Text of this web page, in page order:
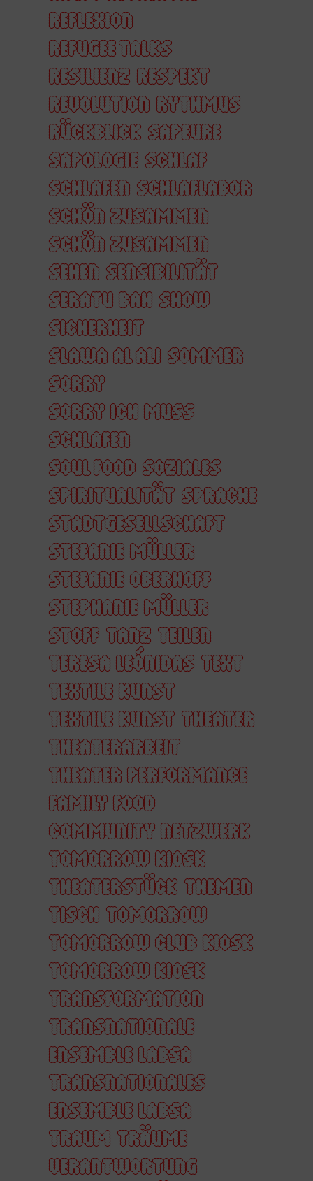
REFLEXION
REFUGEE TALKS
RESILIENZ RESPEKT
REVOLUTION RYTHMUS
RÜCKBLICK SAPEURE
SAPOLOGIE SCHLAF
SCHLAFEN SCHLAFLABOR
SCHÖN ZUSAMMEN
SCHÖN ZUSAMMEN
SEHEN SENSIBILITÄT
SERATU BAH SHOW
SICHERHEIT
SLAWA AL ALI SOMMER
SORRY
SORRY ICH MUSS
SCHLAFEN
SOUL FOOD SOZIALES
SPIRITUALITÄT SPRACHE
STADTGESELLSCHAFT
STEFANIE MÜLLER
STEFANIE OBERHOFF
STEPHANIE MÜLLER
STOFF TANZ TEILEN
TERESA LEÓNIDAS TEXT
TEXTILE KUNST
TEXTILE KUNST THEATER
THEATERARBEIT
THEATER PERFORMANCE
FAMILY FOOD
COMMUNITY NETZWERK
TOMORROW KIOSK
THEATERSTÜCK THEMEN
TISCH TOMORROW
TOMORROW CLUB KIOSK
TOMORROW KIOSK
TRANSFORMATION
TRANSNATIONALE
ENSEMBLE LABSA
TRANSNATIONALES
ENSEMBLE LABSA
TRAUM TRÄUME
VERANTWORTUNG